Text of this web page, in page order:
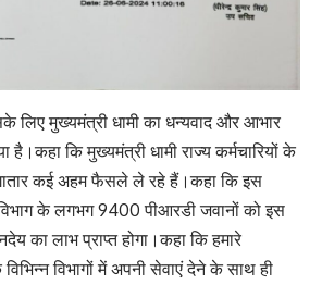
लिए मुख्यमंत्री धामी का धन्यवाद और आभार
है।कहा कि मुख्यमंत्री धामी राज्य कर्मचारियों के
कई अहम फैसले ले रहे हैं।कहा कि इस
के लगभग 9400 पीआरडी जवानों को इस
का लाभ प्राप्त होगा।कहा कि हमारे
विभागों में अपनी सेवाएं देने के साथ ही